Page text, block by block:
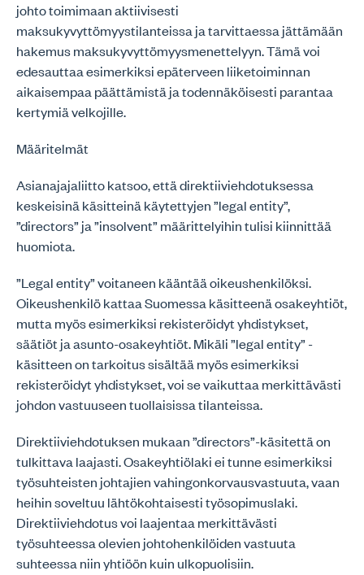
johto toimimaan aktiivisesti
maksukyvyttömyystilanteissa ja tarvittaessa jättämään
hakemus maksukyvyttömyysmenettelyyn. Tämä voi
edesauttaa esimerkiksi epäterveen liiketoiminnan
aikaisempaa päättämistä ja todennäköisesti parantaa
kertymiä velkojille.
Määritelmät
Asianajajaliitto katsoo, että direktiiviehdotuksessa
keskeisinä käsitteinä käytettyjen ”legal entity”,
”directors” ja ”insolvent” määrittelyihin tulisi kiinnittää
huomiota.
”Legal entity” voitaneen kääntää oikeushenkilöksi.
Oikeushenkilö kattaa Suomessa käsitteenä osakeyhtiöt,
mutta myös esimerkiksi rekisteröidyt yhdistykset,
säätiöt ja asunto-osakeyhtiöt. Mikäli ”legal entity” -
käsitteen on tarkoitus sisältää myös esimerkiksi
rekisteröidyt yhdistykset, voi se vaikuttaa merkittävästi
johdon vastuuseen tuollaisissa tilanteissa.
Direktiiviehdotuksen mukaan ”directors”-käsitettä on
tulkittava laajasti. Osakeyhtiölaki ei tunne esimerkiksi
työsuhteisten johtajien vahingonkorvausvastuuta, vaan
heihin soveltuu lähtökohtaisesti työsopimuslaki.
Direktiiviehdotus voi laajentaa merkittävästi
työsuhteessa olevien johtohenkilöiden vastuuta
suhteessa niin yhtiöön kuin ulkopuolisiin.